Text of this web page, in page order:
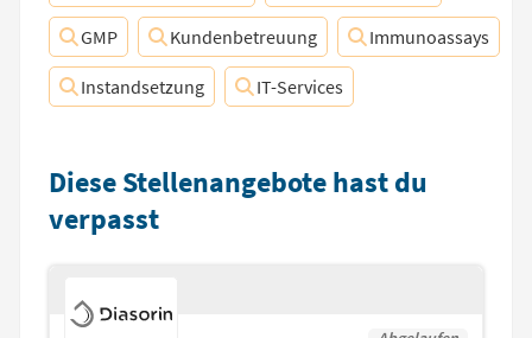
GMP Kundenbetreuung Immunoassays
Instandsetzung IT-Services
Diese Stellenangebote hast du
verpasst